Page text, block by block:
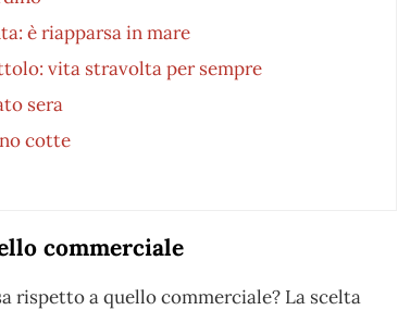
è riapparsa in mare
vita stravolta per sempre
sera
cotte
commerciale
rispetto a quello commerciale? La scelta